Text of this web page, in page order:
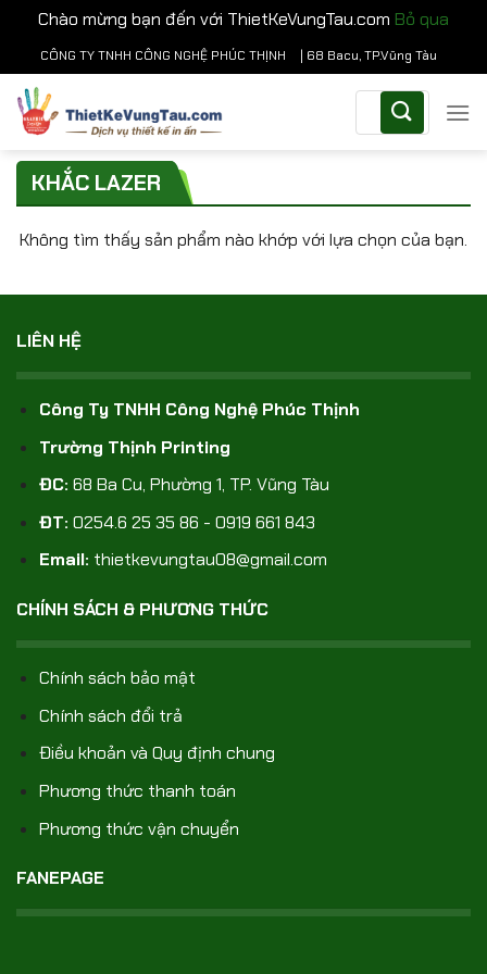
Chào mừng bạn đến với ThietKeVungTau.com Bỏ qua
Chuyển
đến
nội
dung
CÔNG TY TNHH CÔNG NGHỆ PHÚC THỊNH | 68 Bacu, TP.Vũng Tàu
kiếm:
KHẮC LAZER
Không tìm thấy sản phẩm nào khớp với lựa chọn của bạn.
LIÊN HỆ
Công Ty TNHH Công Nghệ Phúc Thịnh
Trường Thịnh Printing
ĐC: 68 Ba Cu, Phường 1, TP. Vũng Tàu
ĐT: 0254.6 25 35 86 - 0919 661 843
Email: thietkevungtau08@gmail.com
CHÍNH SÁCH & PHƯƠNG THỨC
Chính sách bảo mật
Chính sách đổi trả
Điều khoản và Quy định chung
Phương thức thanh toán
Phương thức vận chuyển
FANEPAGE